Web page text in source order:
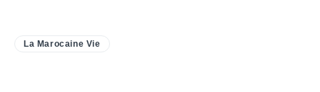
La Marocaine Vie